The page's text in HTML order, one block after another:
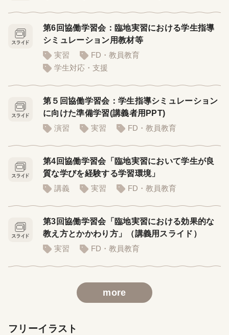
第6回協働学習会：臨地実習における学生指導
シミュレーション用教材等
実習
FD・教員教育
学生対応・支援
第５回協働学習会：学生指導シミュレーション
に向けた準備学習(講義者用PPT)
演習
実習 FD・教員教育
第4回協働学習会「臨地実習において学生が良
質な学びを経験する学習環境」
講義
実習 FD・教員教育
第3回協働学習会「臨地実習における効果的な
教え方とかかわり方」（講義用スライド）
実習
FD・教員教育
more
フリーイラスト